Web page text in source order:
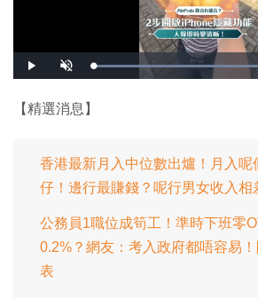
播
放
開
啟
載
入
%
【精選消息】
香港最新月入中位數出爐！月入呢
仔！邊行最賺錢？呢行男女收入相
公務員1職位成筍工！準時下班零
0.2%？網友：考入政府都唔容易
表